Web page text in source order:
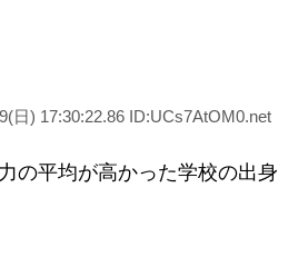
日) 17:30:22.86 ID:UCs7AtOM0.net
の平均が高かった学校の出身